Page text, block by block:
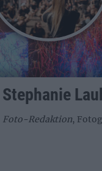
Stephanie
Foto-Redaktion,